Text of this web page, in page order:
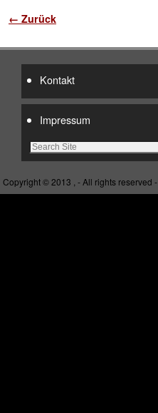
Bilder-Navigation
← Zurück
Kontakt
Impressum
Copyright © 2013 , - All rights reserved -